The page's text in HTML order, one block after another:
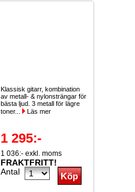
Klassisk gitarr, kombination
av metall- & nylonsträngar för
bästa ljud. 3 metall för lägre
toner...
Läs mer
1 295:-
1 036:- exkl. moms
FRAKTFRITT!
Antal